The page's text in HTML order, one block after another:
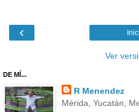
‹
Ver
DE MÍ...
R Menendez
Mérida, Yucatán,